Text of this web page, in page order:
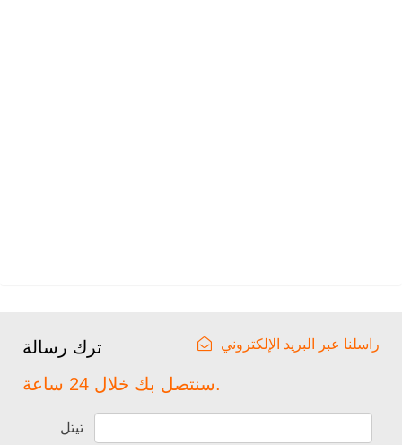
ترك رسالة راسلنا عبر البريد الإلكتروني
سنتصل بك خلال 24 ساعة.
تيتل